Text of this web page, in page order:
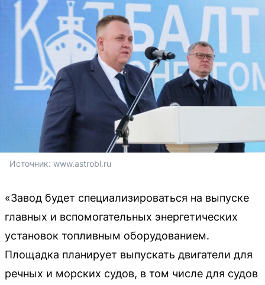
Источник: www.astrobl.ru
«Завод будет специализироваться на выпуске
главных и вспомогательных энергетических
установок топливным оборудованием.
Площадка планирует выпускать двигатели для
речных и морских судов, в том числе для судов